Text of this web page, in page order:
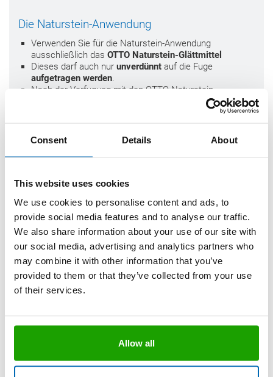
Consent Details About
This website uses cookies
We use cookies to personalise content and ads, to
provide social media features and to analyse our traffic.
We also share information about your use of our site with
our social media, advertising and analytics partners who
may combine it with other information that you’ve
provided to them or that they’ve collected from your use
of their services.
Allow all
Die Naturstein-Anwendung
Verwenden Sie für die Naturstein-Anwendung
ausschließlich das OTTO Naturstein-Glättmittel
Dieses darf auch nur unverdünnt auf die Fuge
aufgetragen werden
Nach der Verfugung mit den OTTO Naturstein-
Dichtstoffen wird der Dichtstoff mit dem OTTO
verwenden, also z. B. die Glättwerkzeuge nur leicht zu
auf dem Naturstein sollte
werden.